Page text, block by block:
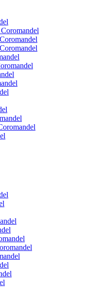
Coromandel
Coromandel
Coromandel